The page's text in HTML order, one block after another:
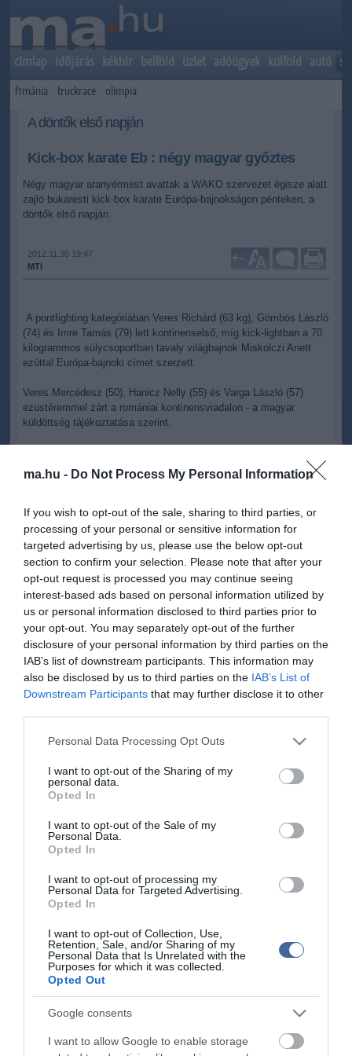
ma.hu - Do Not Process My Personal Information
If you wish to opt-out of the sale, sharing to third parties, or
processing of your personal or sensitive information for
targeted advertising by us, please use the below opt-out
section to confirm your selection. Please note that after your
opt-out request is processed you may continue seeing
interest-based ads based on personal information utilized by
us or personal information disclosed to third parties prior to
your opt-out. You may separately opt-out of the further
disclosure of your personal information by third parties on the
IAB’s list of downstream participants. This information may
also be disclosed by us to third parties on the IAB’s List of
Downstream Participants that may further disclose it to other
Please note that this website/app uses one or more Google
not limited to your visit or usage behaviour. You may click to
grant or deny consent to Google and its third-party tags to
use your data for below specified purposes in below Google
consent section.
Personal Data Processing Opt Outs
I want to opt-out of the Sharing of my
personal data.
Opted In
I want to opt-out of the Sale of my
Personal Data.
Opted In
I want to opt-out of processing my
Personal Data for Targeted Advertising.
Opted In
I want to opt-out of Collection, Use,
Retention, Sale, and/or Sharing of my
Personal Data that Is Unrelated with the
Purposes for which it was collected.
Opted Out
Google consents
I want to allow Google to enable storage
címlap időjárás kékhír belföld üzlet adóügyek külföld autó
f1mánia truckrace olimpia
A döntők első napján
Kick-box karate Eb : négy magyar győztes
Négy magyar aranyérmest avattak a WAKO szervezet égisze alatt
zajló bukaresti kick-box karate Európa-bajnokságon pénteken, a
döntők első napján.
2012.11.30 19:47
MTI
+-
A pontfighting kategóriában Veres Richárd (63 kg), Gömbös László
(74) és Imre Tamás (79) lett kontinenselső, míg kick-lightban a 70
kilogrammos súlycsoportban tavaly világbajnok Miskolczi Anett
ezúttal Európa-bajnoki címet szerzett.
Veres Mercédesz (50), Hanicz Nelly (55) és Varga László (57)
ezüstéremmel zárt a romániai kontinensviadalon - a magyar
küldöttség tájékoztatása szerint.
érdekelt.
Kapcsolódó írások:
Andó László aranyérmet nyert
Berki és Dancsó az év sportolója
Kick-box-vb - Tarolt a magyar csapat
Figyelem! A cikkhez hozzáfűzött hozzászólások nem a ma.hu
- azok az olvasók személyes véleményét tartalmazzák.
tiszteletben tartásával kommenteljenek!
ma.hu legfrissebb hírei:
Szomjazó gólyának adott inni egy férfi Tiszakécskénél -
Megható felvétel: elpusztult borját vitte magával egy
delfinanya
Halálos fenyegetés miatt lemondta erdélyi koncertjét
Majka
Pórázra kötve hagytak egy kutyát egy híd alatt Miskolcon
Védelmi Munkacsoport: hosszabb hőségriasztás, stabil